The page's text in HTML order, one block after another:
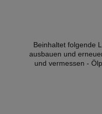
Beinhaltet folgende
ausbauen und
und vermessen -